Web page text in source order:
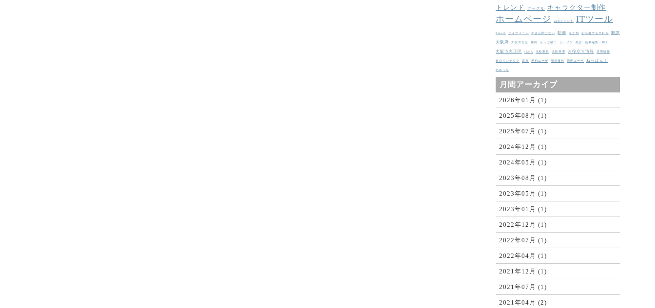
トレンド グーグル キャラクター制作
ホームページ webフォント ITツール
Email ライブメール 今さら聞けない 動画 今が旬 初心者でも作れる 翻訳
大阪府 大阪市北区 梅田 かっぱ横丁 ラーメン 散歩 画像編集・加工
大阪市大正区 IKEA 北欧家具 北欧料理 お役立ち情報 採用情報
東京インテリア 家具 予約ユーザ 開発報告 管理ユーザ ねっぱん！
めめっち
月間アーカイブ
2026年01月 (1)
2025年08月 (1)
2025年07月 (1)
2024年12月 (1)
2024年05月 (1)
2023年08月 (1)
2023年05月 (1)
2023年01月 (1)
2022年12月 (1)
2022年07月 (1)
2022年04月 (1)
2021年12月 (1)
2021年07月 (1)
2021年04月 (2)